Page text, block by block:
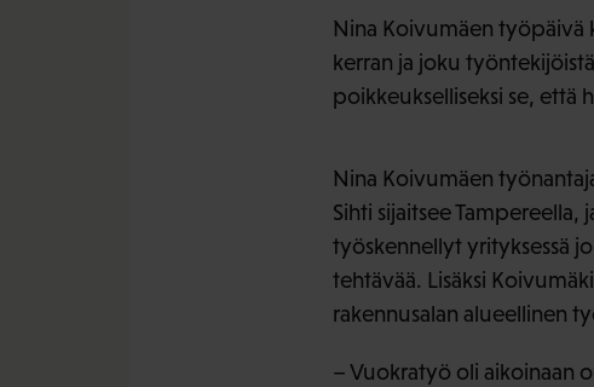
Nina Koivumäen työpäivä
kerran ja joku
poikkeukselliseksi se, että
Nina Koivumäen
Sihti sijaitsee
työskennellyt yrityksessä
tehtävää. Lisäksi
rakennusalan alueellinen
– Vuokratyö oli aikoinaan